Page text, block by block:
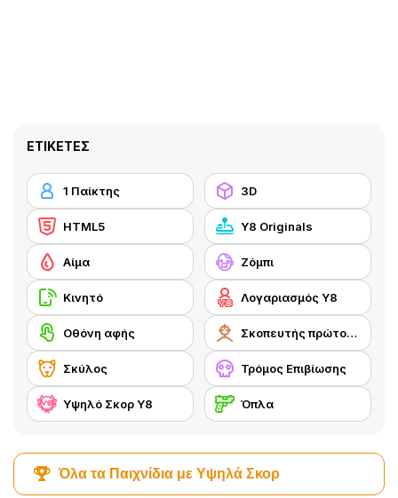
ΕΤΙΚΈΤΕΣ
1 Παίκτης 3D
HTML5 Y8 Originals
Αίμα Ζόμπι
Κινητό Λογαριασμός Y8
Οθόνη αφής Σκοπευτής πρώτου προσώπου
Σκύλος Τρόμος Επιβίωσης
Υψηλό Σκορ Y8 Όπλα
Όλα τα Παιχνίδια με Υψηλά Σκορ